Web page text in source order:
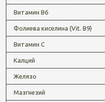
Витамин B6
Фолиева киселина (Vit. B9)
Витамин С
Калций
Желязо
Мазгнезий